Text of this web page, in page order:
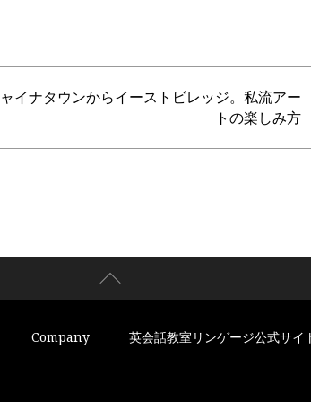
イナタウンからイーストビレッジ。私流アー
トの楽しみ方
Company 英会話教室リンゲージ公式サイ